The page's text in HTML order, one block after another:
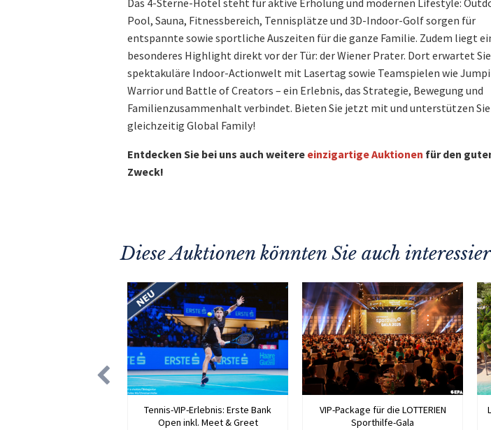
Das 4-Sterne-Hotel steht für aktive Erholung und modernen Lifestyle:
Pool, Sauna, Fitnessbereich, Tennisplätze und 3D-Indoor-Golf sorgen für
entspannte sowie sportliche Auszeiten für die ganze Familie. Zudem liegt
besonderes Highlight direkt vor der Tür: der Wiener Prater. Dort erwartet
spektakuläre Indoor-Actionwelt mit Lasertag sowie Teamspielen wie
Warrior und Battle of Creators – ein Erlebnis, das Strategie, Bewegung und
Familienzusammenhalt verbindet. Bieten Sie jetzt mit und unterstützen Sie
gleichzeitig Global Family!
Entdecken Sie bei uns auch weitere einzigartige Auktionen für den
Zweck!
Diese Auktionen könnten Sie auch
Tennis-VIP-Erlebnis: Erste Bank
Open inkl. Meet & Greet
VIP-Package für die LOTTERIEN
Sporthilfe-Gala